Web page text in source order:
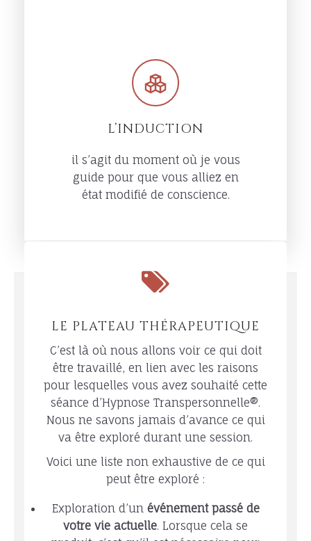
L’INDUCTION
il s’agit du moment où je vous
guide pour que vous alliez en
état modifié de conscience.
LE PLATEAU THÉRAPEUTIQUE
C’est là où nous allons voir ce qui doit
être travaillé, en lien avec les raisons
pour lesquelles vous avez souhaité cette
séance d’Hypnose Transpersonnelle®.
Nous ne savons jamais d’avance ce qui
va être exploré durant une session.
Voici une liste non exhaustive de ce qui
peut être exploré :
Exploration d’un événement passé de
votre vie actuelle. Lorsque cela se